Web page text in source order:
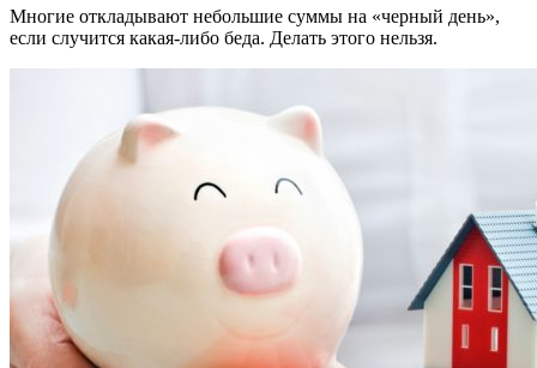
Многие откладывают небольшие суммы на «черный день»,
если случится какая-либо беда. Делать этого нельзя.